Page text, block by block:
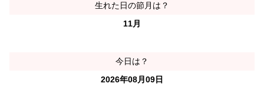
生れた日の節月は？
11月
今日は？
2026年08月09日